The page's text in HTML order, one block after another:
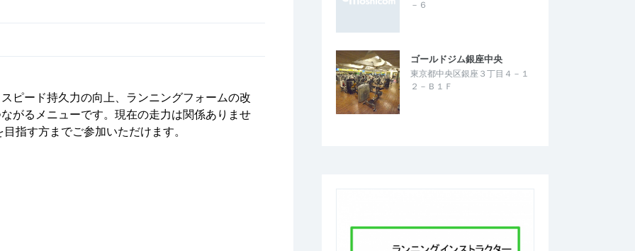
ピード持久力の向上、ランニングフォームの改
がるメニューです。現在の走力は関係ありませ
指す方までご参加いただけます。
－６
ゴールドジム銀座中央
東京都中央区銀座３丁目４－１
２－Ｂ１Ｆ